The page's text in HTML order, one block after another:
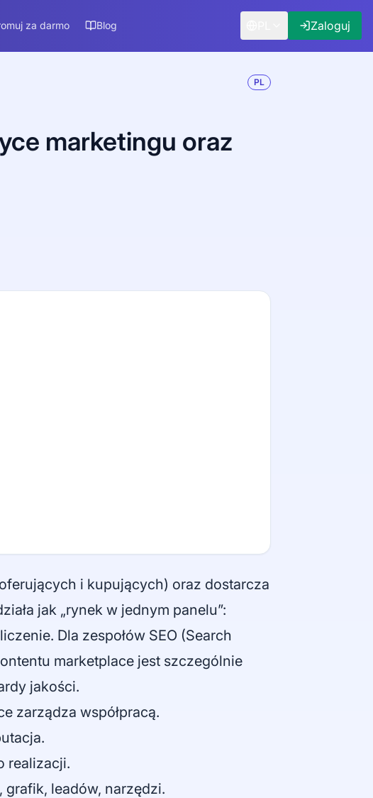
za darmo Blog Zaloguj
PL
marketingu oraz
i kupujących) oraz dostarcza
jak „rynek w jednym panelu”:
Dla zespołów SEO (Search
marketplace jest szczególnie
jakości.
zarządza współpracą.
realizacji.
grafik, leadów, narzędzi.